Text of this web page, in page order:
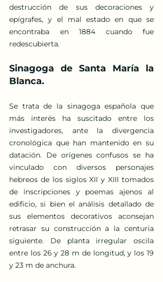
destrucción de sus decoraciones y
epígrafes, y el mal estado en que se
encontraba en 1884 cuando fue
redescubierta.
Sinagoga de Santa María la
Blanca.
Se trata de la sinagoga española que
más interés ha suscitado entre los
investigadores, ante la divergencia
cronológica que han mantenido en su
datación. De orígenes confusos se ha
vinculado con diversos personajes
hebreos de los siglos XII y XIII tomados
de inscripciones y poemas ajenos al
edificio, si bien el análisis detallado de
sus elementos decorativos aconsejan
retrasar su construcción a la centuria
siguiente. De planta irregular oscila
entre los 26 y 28 m de longitud, y los 19
y 23 m de anchura.